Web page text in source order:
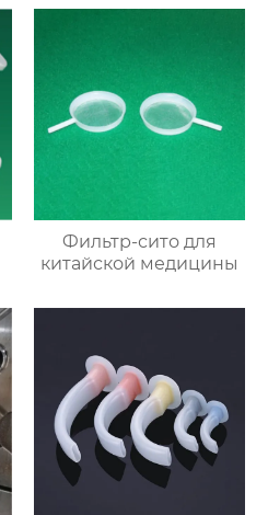
Фильтр-сито для
китайской медицины